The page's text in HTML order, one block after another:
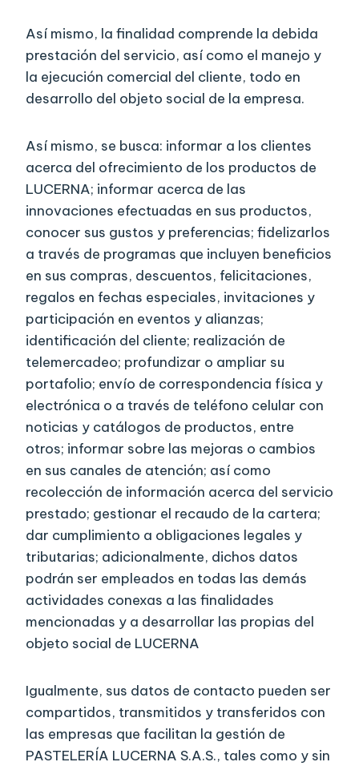
Así mismo, la finalidad comprende la debida
prestación del servicio, así como el manejo y
la ejecución comercial del cliente, todo en
desarrollo del objeto social de la empresa.
Así mismo, se busca: informar a los clientes
acerca del ofrecimiento de los productos de
LUCERNA; informar acerca de las
innovaciones efectuadas en sus productos,
conocer sus gustos y preferencias; fidelizarlos
a través de programas que incluyen beneficios
en sus compras, descuentos, felicitaciones,
regalos en fechas especiales, invitaciones y
participación en eventos y alianzas;
identificación del cliente; realización de
telemercadeo; profundizar o ampliar su
portafolio; envío de correspondencia física y
electrónica o a través de teléfono celular con
noticias y catálogos de productos, entre
otros; informar sobre las mejoras o cambios
en sus canales de atención; así como
recolección de información acerca del servicio
prestado; gestionar el recaudo de la cartera;
dar cumplimiento a obligaciones legales y
tributarias; adicionalmente, dichos datos
podrán ser empleados en todas las demás
actividades conexas a las finalidades
mencionadas y a desarrollar las propias del
objeto social de LUCERNA
Igualmente, sus datos de contacto pueden ser
compartidos, transmitidos y transferidos con
las empresas que facilitan la gestión de
PASTELERÍA LUCERNA S.A.S., tales como y sin